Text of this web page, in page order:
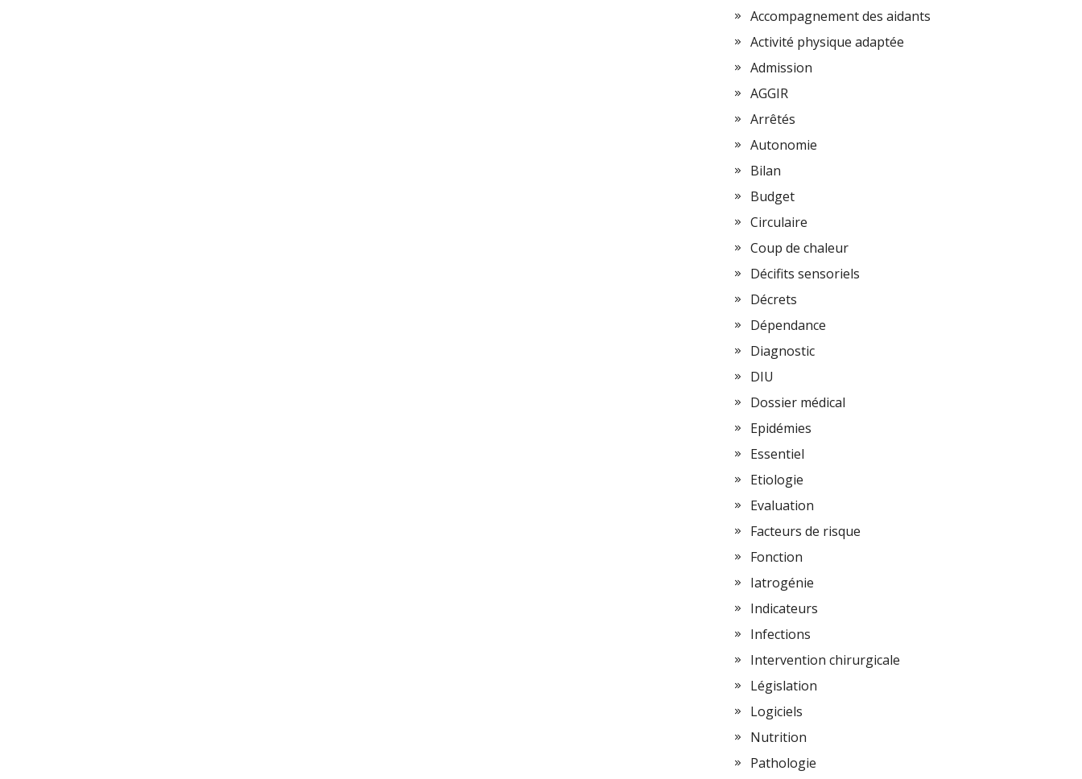
Accompagnement des aidants
Activité physique adaptée
Admission
AGGIR
Arrêtés
Autonomie
Bilan
Budget
Circulaire
Coup de chaleur
Décifits sensoriels
Décrets
Dépendance
Diagnostic
DIU
Dossier médical
Epidémies
Essentiel
Etiologie
Evaluation
Facteurs de risque
Fonction
Iatrogénie
Indicateurs
Infections
Intervention chirurgicale
Législation
Logiciels
Nutrition
Pathologie